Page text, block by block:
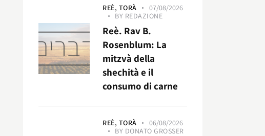
REÈ, TORÀ
07/08/2026
BY REDAZIONE
Reè. Rav B.
Rosenblum: La
mitzvà della
shechità e il
consumo di carne
REÈ, TORÀ
06/08/2026
BY DONATO GROSSER